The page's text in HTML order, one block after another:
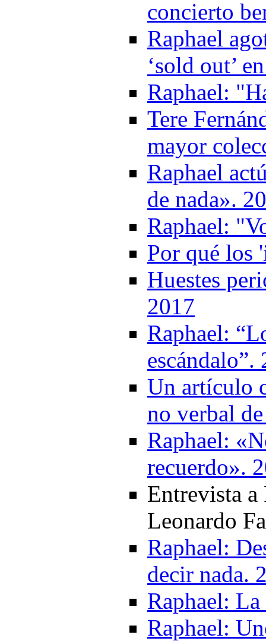
concierto
Raphael
‘sold out’
Raphael:
Tere
mayor
Raphael
de nada».
Raphael:
Por qué los
Huestes
2017
Raphael:
escándalo”.
Un artículo
no verbal
Raphael:
recuerdo».
Entrevista
Leonardo
Raphael:
decir nada.
Raphael:
Raphael: